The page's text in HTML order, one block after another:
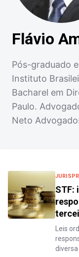
Flávio
Pós-graduado
Instituto
Bacharel em
Paulo.
Neto
STF:
Leis